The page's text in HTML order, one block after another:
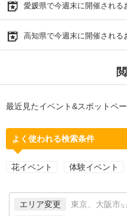
愛媛県で今週末に開催される
高知県で今週末に開催される
最近見たイベント&スポットペー
よく使われる検索条件
花イベント 体験イベント
エリア変更 東京、大阪市 な